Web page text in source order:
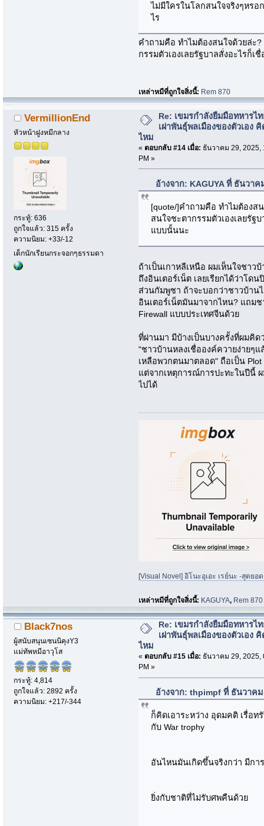
ไม่มีใครในโลกสนใจจริงๆหร
ไร
คำถามคือ ทำไมต้องสนใจด้วยล่ะ
กรรมตัวเองเลยรัฐบาลสั่งอะไรก็
เหล่าหมีที่ถูกใจสิ่งนี้: Rem 870
VermillionEnd
หัวหน้าฝูงหมีกลาง
กระทู้: 636
ถูกใจแล้ว: 315 ครั้ง
ความนิยม: +33/-12
เด็กนักเรียนกระจอกๆธรรมดา
Re: เขมรกำลังยืมมือทหารไ
เผ่าพันธุ์พลเมืองของตัวเอง คิ
ไหม
« ตอบกลับ #14 เมื่อ: ธันวาคม 29, 2025,
PM »
อ้างจาก: KAGUYA ที่ ธันวาค
[quote/]คำถามคือ ทำไมต้องส
สนใจชะตากรรมตัวเองเลยรัฐ
แบบนั้นนะ
ถ้าเป็นเกาหลีเหนือ ผมเห็นใจชาว
ถึงอินเตอร์เน็ต เลยเรียกได้ว่าโด
ส่วนกัมพูชา ถ้าจะบอกว่าชาวบ้าน
อินเตอร์เน็ตมันมาจากไหน? แถม
Firewall แบบประเทศจีนด้วย
ที่ผ่านมา มีบ้างเป็นบางครั้งที่ผมคิ
"ชาวบ้านหลงเชื่อองค์ควายง่ายๆ
เหลือพวกตนมาตลอด" ถือเป็น Plot
แต่จากเหตุการณ์การปะทะในปีนี้
ไปได้
[Visual Novel] อิโนะอุเอะ เรย์นะ -สุดย
เหล่าหมีที่ถูกใจสิ่งนี้: KAGUYA, Rem 870
Black7nos
ผู้สนับสนุนเซนนิคุงY3
แม่ทัพหมีอาวุโส
กระทู้: 4,814
ถูกใจแล้ว: 2892 ครั้ง
ความนิยม: +217/-344
Re: เขมรกำลังยืมมือทหารไ
เผ่าพันธุ์พลเมืองของตัวเอง คิ
ไหม
« ตอบกลับ #15 เมื่อ: ธันวาคม 29, 2025,
PM »
อ้างจาก: thpimpf ที่ ธันวาคม
ก็คิดเอาระหว่าง อุดมคติ เรื่อ
กับ War trophy
อันไหนมันเกิดขึ้นจริงกว่า มีกา
ยิ่งกับชาติที่ไม่รับศพคืนด้วย